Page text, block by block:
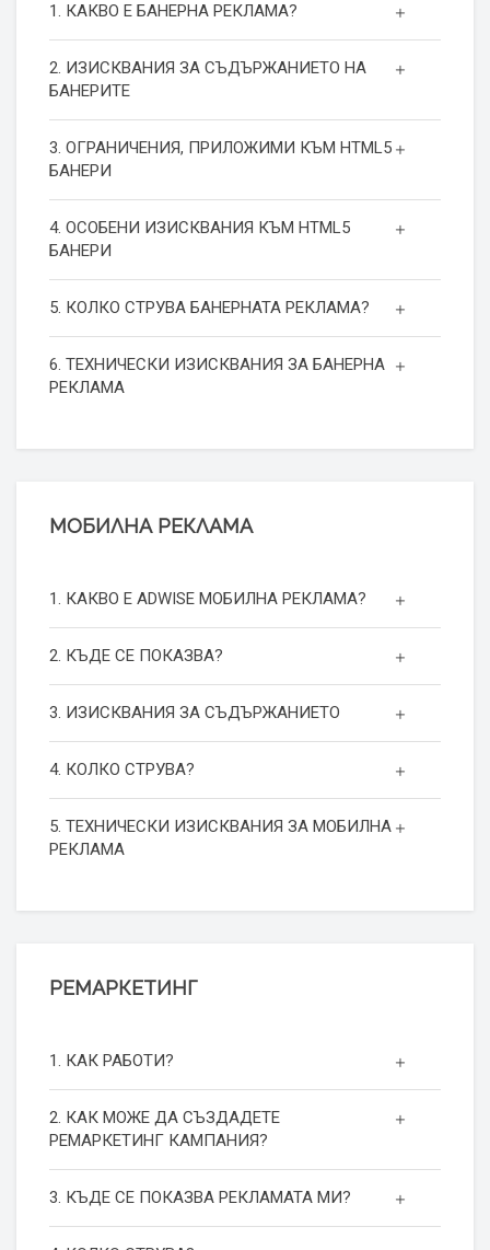
1. КАКВО Е БАНЕРНА РЕКЛАМА?
2. ИЗИСКВАНИЯ ЗА СЪДЪРЖАНИЕТО НА
БАНЕРИТЕ
3. ОГРАНИЧЕНИЯ, ПРИЛОЖИМИ КЪМ HTML5
БАНЕРИ
4. ОСОБЕНИ ИЗИСКВАНИЯ КЪМ HTML5
БАНЕРИ
5. КОЛКО СТРУВА БАНЕРНАТА РЕКЛАМА?
6. ТЕХНИЧЕСКИ ИЗИСКВАНИЯ ЗА БАНЕРНА
РЕКЛАМА
МОБИЛНА РЕКЛАМА
1. КАКВО Е ADWISE МОБИЛНА РЕКЛАМА?
2. КЪДЕ СЕ ПОКАЗВА?
3. ИЗИСКВАНИЯ ЗА СЪДЪРЖАНИЕТО
4. КОЛКО СТРУВА?
5. ТЕХНИЧЕСКИ ИЗИСКВАНИЯ ЗА МОБИЛНА
РЕКЛАМА
РЕМАРКЕТИНГ
1. КАК РАБОТИ?
2. КАК МОЖЕ ДА СЪЗДАДЕТЕ
РЕМАРКЕТИНГ КАМПАНИЯ?
3. КЪДЕ СЕ ПОКАЗВА РЕКЛАМАТА МИ?